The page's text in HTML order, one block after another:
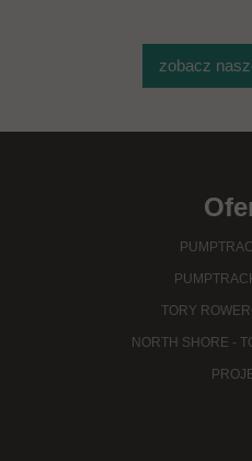
zobacz
TORY
NORTH SHORE -